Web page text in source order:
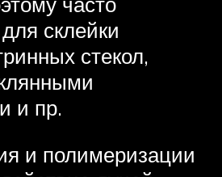
склейки
стекол,
и пр.
и полимеризации